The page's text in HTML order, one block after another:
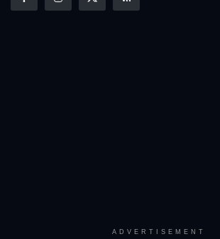
ADVERTISEMENT